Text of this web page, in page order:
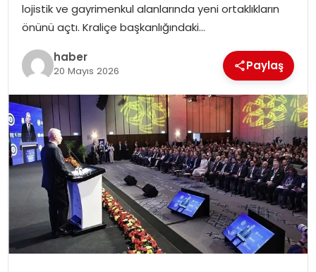
lojistik ve gayrimenkul alanlarında yeni ortaklıkların
önünü açtı. Kraliçe başkanlığındaki…
haber
20 Mayıs 2026 Paylaş